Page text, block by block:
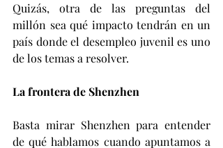
Quizás, otra de las preguntas del
millón sea qué impacto tendrán en un
país donde el desempleo juvenil es uno
de los temas a resolver.
La frontera de Shenzhen
Basta mirar Shenzhen para entender
de qué hablamos cuando apuntamos a